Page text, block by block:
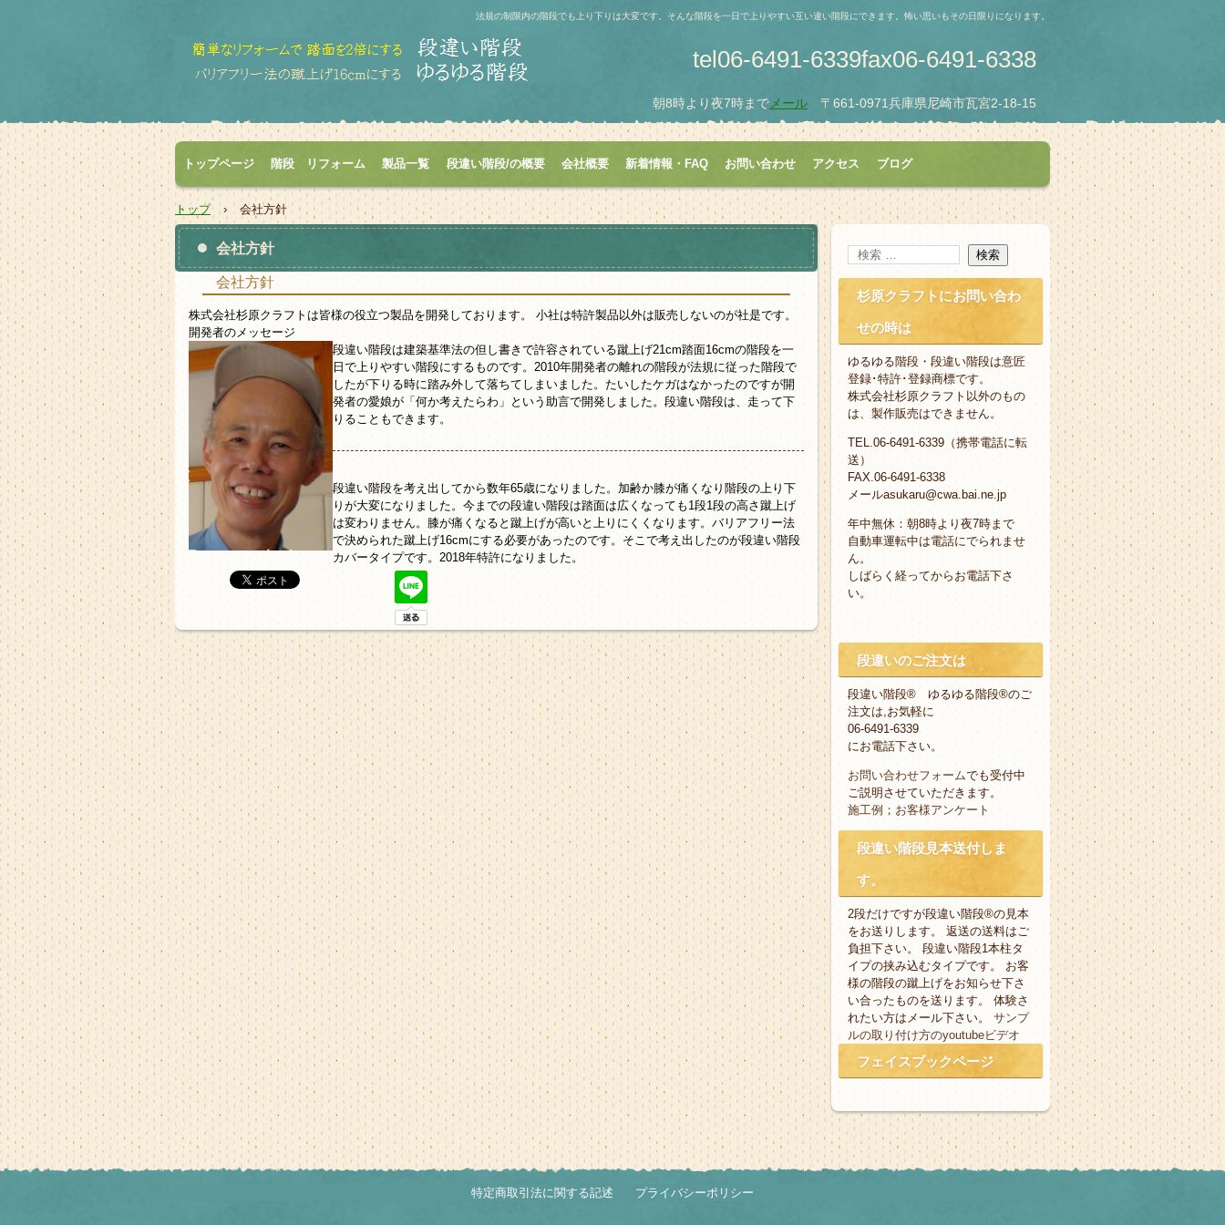
法規の制限内の階段でも上り下りは大変です。そんな階段を一日で上りやすい互い違い階段にできます。怖い思いもその日限りになります。
tel06-6491-6339fax06-6491-6338
朝8時より夜7時まで メール 〒661-0971兵庫県尼崎市瓦宮2-18-15
トップページ 階段 リフォーム 製品一覧 段違い階段/の概要 会社概要 新着情報・FAQ お問い合わせ アクセス ブログ
トップ › 会社方針
会社方針
会社方針
株式会社杉原クラフトは皆様の役立つ製品を開発しております。 小社は特許製品以外は販売しないのが社是です。
開発者のメッセージ
段違い階段は建築基準法の但し書きで許容されている蹴上げ21cm踏面16cmの階段を一
日で上りやすい階段にするものです。2010年開発者の離れの階段が法規に従った階段で
したが下りる時に踏み外して落ちてしまいました。たいしたケガはなかったのですが開
発者の愛娘が「何か考えたらわ」という助言で開発しました。段違い階段は、走って下
りることもできます。
段違い階段を考え出してから数年65歳になりました。加齢か膝が痛くなり階段の上り下
りが大変になりました。今までの段違い階段は踏面は広くなっても1段1段の高さ蹴上げ
は変わりません。膝が痛くなると蹴上げが高いと上りにくくなります。バリアフリー法
で決められた蹴上げ16cmにする必要があったのです。そこで考え出したのが段違い階段
カバータイプです。2018年特許になりました。
杉原クラフトにお問い合わ
せの時は
ゆるゆる階段・段違い階段は意匠
登録･特許･登録商標です。
株式会社杉原クラフト以外のもの
は、製作販売はできません。
TEL.06-6491-6339（携帯電話に転
送）
FAX.06-6491-6338
メールasukaru@cwa.bai.ne.jp
年中無休：朝8時より夜7時まで
自動車運転中は電話にでられませ
ん。
しばらく経ってからお電話下さ
い。
段違いのご注文は
段違い階段® ゆるゆる階段®のご
注文は,お気軽に
06-6491-6339
にお電話下さい。
お問い合わせフォームでも受付中
ご説明させていただきます。
施工例；お客様アンケート
段違い階段見本送付しま
す。
2段だけですが段違い階段®の見本
をお送りします。 返送の送料はご
負担下さい。 段違い階段1本柱タ
イプの挟み込むタイプです。 お客
様の階段の蹴上げをお知らせ下さ
い合ったものを送ります。 体験さ
れたい方はメール下さい。 サンプ
ルの取り付け方のyoutubeビデオ
フェイスブックページ
特定商取引法に関する記述 プライバシーポリシー